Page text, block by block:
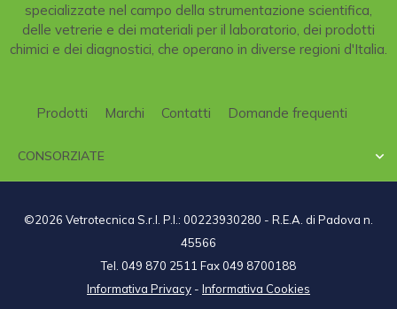
specializzate nel campo della strumentazione scientifica,
delle vetrerie e dei materiali per il laboratorio, dei prodotti
chimici e dei diagnostici, che operano in diverse regioni d'Italia.
Prodotti Marchi Contatti Domande frequenti
CONSORZIATE 
©2026 Vetrotecnica S.r.l. P.I.: 00223930280 - R.E.A. di Padova n.
45566
Tel. 049 870 2511 Fax 049 8700188
Informativa Privacy - Informativa Cookies